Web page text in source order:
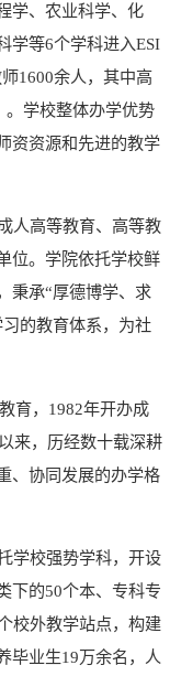
学、农业科学、化
学等6个学科进入ESI
1600余人，其中高
。学校整体办学优势
资资源和先进的教学
人高等教育、高等教
位。学院依托学校鲜
秉承“厚德博学、求
的教育体系，为社
育，1982年开办成
来，历经数十载深耕
、协同发展的办学格
学校强势学科，开设
下的50个本、专科专
校外教学站点，构建
毕业生19万余名，人